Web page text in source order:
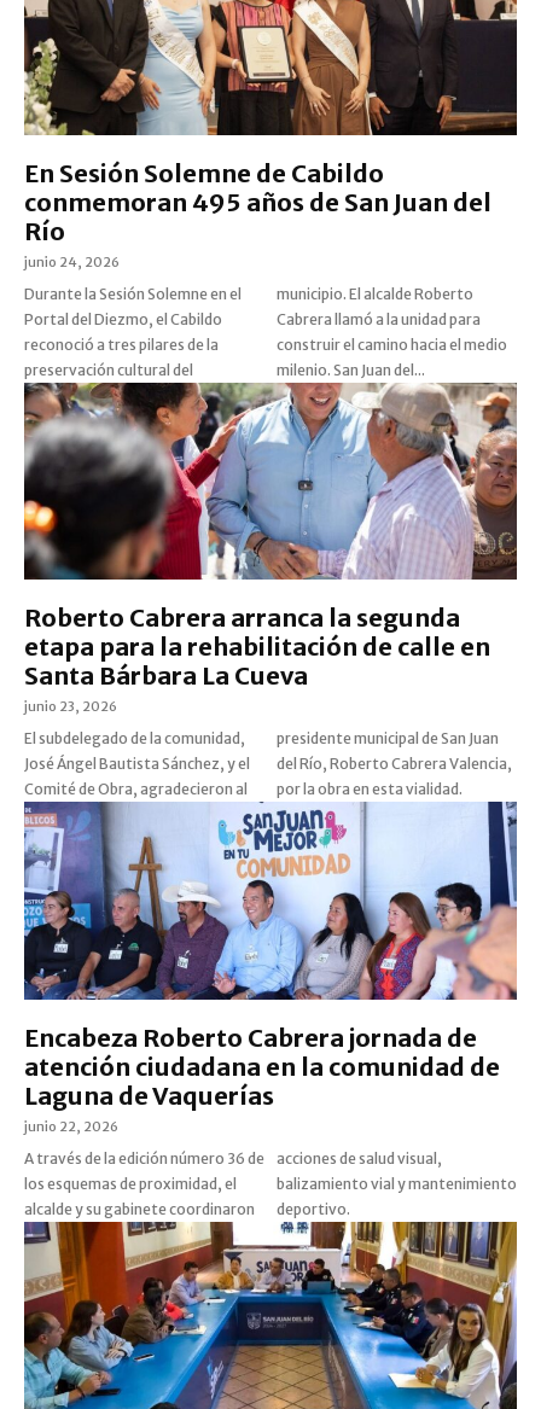
En Sesión Solemne de Cabildo
conmemoran 495 años de San Juan del
Río
junio 24, 2026
Durante la Sesión Solemne en el
Portal del Diezmo, el Cabildo
reconoció a tres pilares de la
preservación cultural del
municipio. El alcalde Roberto
Cabrera llamó a la unidad para
construir el camino hacia el medio
milenio. San Juan del...
Roberto Cabrera arranca la segunda
etapa para la rehabilitación de calle en
Santa Bárbara La Cueva
junio 23, 2026
El subdelegado de la comunidad,
José Ángel Bautista Sánchez, y el
Comité de Obra, agradecieron al
presidente municipal de San Juan
del Río, Roberto Cabrera Valencia,
por la obra en esta vialidad.
Encabeza Roberto Cabrera jornada de
atención ciudadana en la comunidad de
Laguna de Vaquerías
junio 22, 2026
A través de la edición número 36 de
los esquemas de proximidad, el
alcalde y su gabinete coordinaron
acciones de salud visual,
balizamiento vial y mantenimiento
deportivo.